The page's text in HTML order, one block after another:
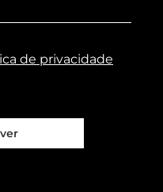
de privacidade